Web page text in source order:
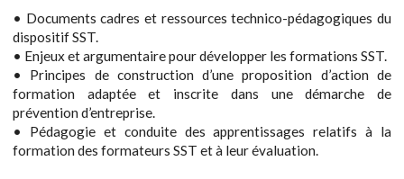
• Documents cadres et ressources technico-pédagogiques du
dispositif SST.
• Enjeux et argumentaire pour développer les formations SST.
• Principes de construction d’une proposition d’action de
formation adaptée et inscrite dans une démarche de
prévention d’entreprise.
• Pédagogie et conduite des apprentissages relatifs à la
formation des formateurs SST et à leur évaluation.